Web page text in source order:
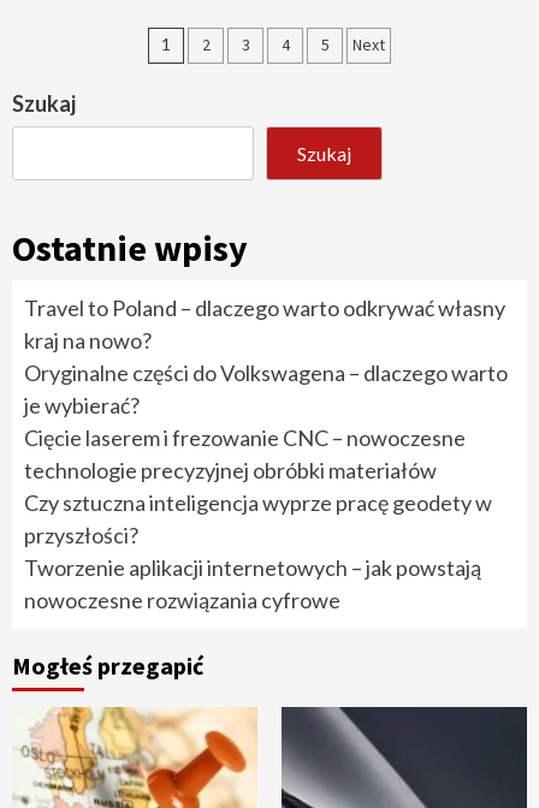
Stronicowanie
1 2 3 4 5 Next
Szukaj
Szukaj
Ostatnie wpisy
Travel to Poland – dlaczego warto odkrywać własny
kraj na nowo?
Oryginalne części do Volkswagena – dlaczego warto
je wybierać?
Cięcie laserem i frezowanie CNC – nowoczesne
technologie precyzyjnej obróbki materiałów
Czy sztuczna inteligencja wyprze pracę geodety w
przyszłości?
Tworzenie aplikacji internetowych – jak powstają
nowoczesne rozwiązania cyfrowe
Mogłeś przegapić